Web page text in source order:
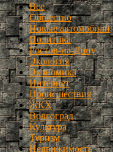
Все
Общество
Новые автомобили
Политика
Ростов-на-Дону
Экология
Экономика
Интернет
Происшествия
ЖКХ
Волгоград
Культура
Туризм
Недвижимость